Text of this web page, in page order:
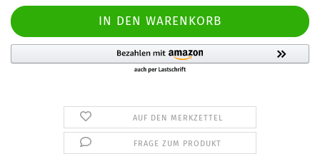
AUF DEN MERKZETTEL
FRAGE ZUM PRODUKT